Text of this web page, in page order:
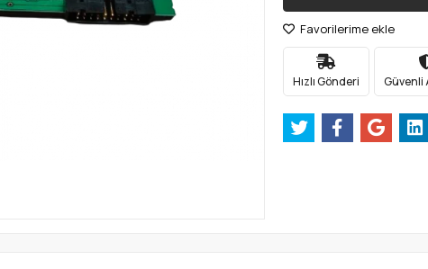
Favorilerime ekle
Hızlı Gönderi Güvenli